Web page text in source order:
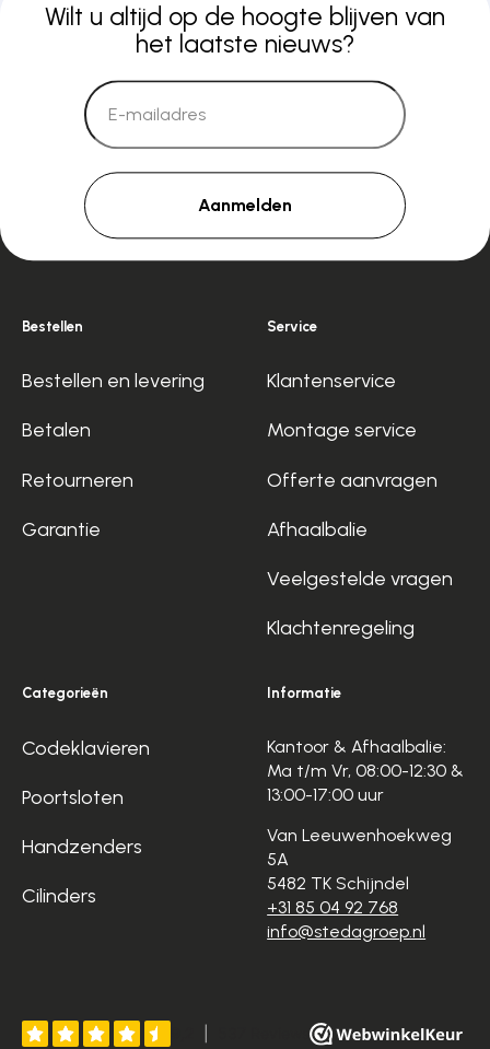
Wilt u altijd op de hoogte blijven van
het laatste nieuws?
Aanmelden
Bestellen
Bestellen en levering
Betalen
Retourneren
Garantie
Service
Klantenservice
Montage service
Offerte aanvragen
Afhaalbalie
Veelgestelde vragen
Klachtenregeling
Categorieën
Codeklavieren
Poortsloten
Handzenders
Cilinders
Informatie
Kantoor & Afhaalbalie:
Ma t/m Vr, 08:00-12:30 &
13:00-17:00 uur
Van Leeuwenhoekweg
5A
5482 TK Schijndel
+31 85 04 92 768
info@stedagroep.nl